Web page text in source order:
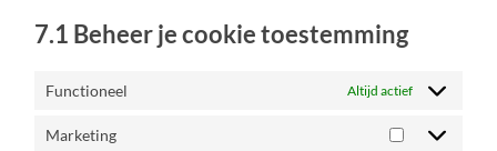
7.1 Beheer je cookie toestemming
Functioneel Altijd actief
Marketing Marketing